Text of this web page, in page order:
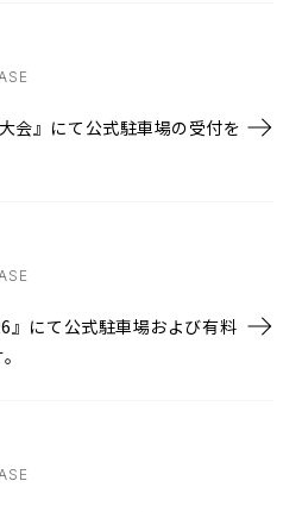
会』にて公式駐車場の受付を
』にて公式駐車場および有料